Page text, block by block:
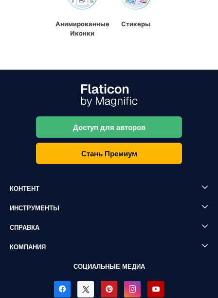
Анимированные
Иконки
Стикеры
Доступ для авторов
Стань Премиум
КОНТЕНТ
ИНСТРУМЕНТЫ
СПРАВКА
КОМПАНИЯ
СОЦИАЛЬНЫЕ МЕДИА